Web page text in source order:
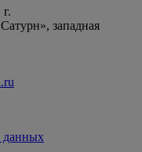
западная
данных